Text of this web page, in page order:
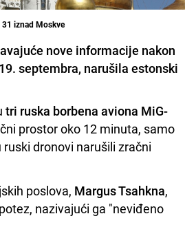
31 iznad Moskve
nove informacije nakon
septembra, narušila estonski
tri ruska borbena aviona MiG-
prostor oko 12 minuta, samo
dronovi narušili zračni
poslova, Margus Tsahkna,
nazivajući ga "neviđeno